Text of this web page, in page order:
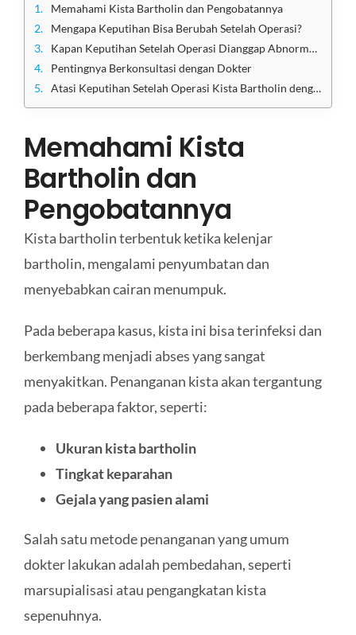
Memahami Kista Bartholin dan Pengobatannya
Mengapa Keputihan Bisa Berubah Setelah Operasi?
Kapan Keputihan Setelah Operasi Dianggap Abnormal?
Pentingnya Berkonsultasi dengan Dokter
Atasi Keputihan Setelah Operasi Kista Bartholin dengan Bantuan Dokter Klinik Utama Sentosa
Memahami Kista
Bartholin dan
Pengobatannya
Kista bartholin terbentuk ketika kelenjar
bartholin, mengalami penyumbatan dan
menyebabkan cairan menumpuk.
Pada beberapa kasus, kista ini bisa terinfeksi dan
berkembang menjadi abses yang sangat
menyakitkan. Penanganan kista akan tergantung
pada beberapa faktor, seperti:
Ukuran kista bartholin
Tingkat keparahan
Gejala yang pasien alami
Salah satu metode penanganan yang umum
dokter lakukan adalah pembedahan, seperti
marsupialisasi atau pengangkatan kista
sepenuhnya.